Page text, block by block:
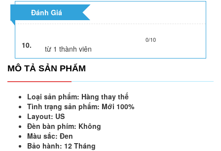
Đánh Giá
10.
0/10
từ 1 thành viên
MÔ TẢ SẢN PHẨM
Loại sản phẩm: Hàng thay thế
Tình trạng sản phẩm: Mới 100%
Layout: US
Đèn bàn phím: Không
Màu sắc: Đen
Bảo hành: 12 Tháng